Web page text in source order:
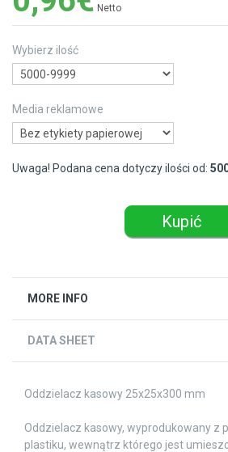
Netto
Wybierz ilość
Media reklamowe
Uwaga! Podana cena dotyczy ilości od:
Kupić
MORE INFO
DATA SHEET
Oddzielacz kasowy 25x25x300 mm
Oddzielacz kasowy, wyprodukowany z
plastiku, wewnątrz którego jest